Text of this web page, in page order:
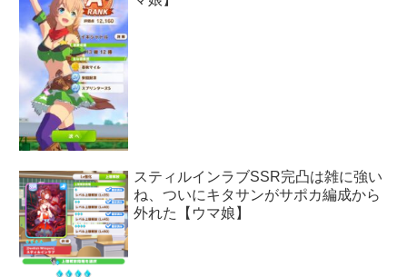
スティルインラブSSR完凸は雑に強い
ね、ついにキタサンがサポカ編成から
外れた【ウマ娘】